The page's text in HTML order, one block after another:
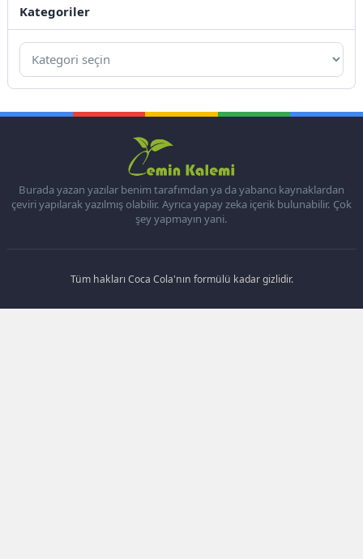
Kategoriler
Burada yazan yazılar benim tarafımdan ya da yabancı kaynaklardan
çeviri yapılarak yazılmış olabilir. Ayrıca yapay zeka içerik bulunabilir. Çok
şey yapmayın yani.
Tüm hakları Coca Cola'nın formülü kadar gizlidir.